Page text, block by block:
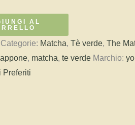
AL
Categorie: Matcha, Tè verde, The
, matcha, te verde Marchio:
Preferiti